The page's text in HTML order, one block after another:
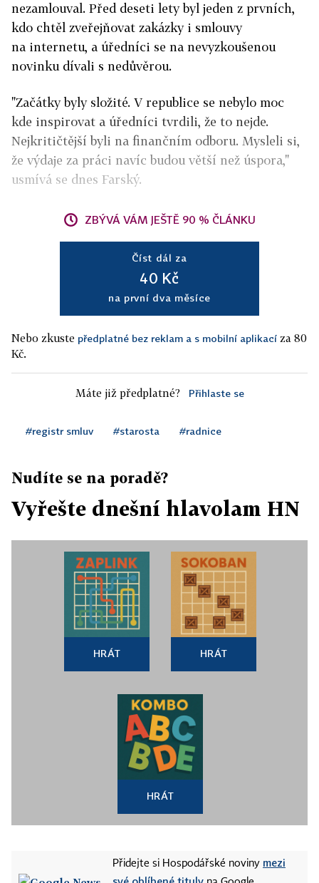
nezamlouval. Před deseti lety byl jeden z prvních,
kdo chtěl zveřejňovat zakázky i smlouvy
na internetu, a úředníci se na nevyzkoušenou
novinku dívali s nedůvěrou.
"Začátky byly složité. V republice se nebylo moc
kde inspirovat a úředníci tvrdili, že to nejde.
Nejkritičtější byli na finančním odboru. Mysleli si,
že výdaje za práci navíc budou větší než úspora,"
usmívá se dnes Farský.
ZBÝVÁ VÁM JEŠTĚ 90 % ČLÁNKU
Číst dál za
40 Kč
na první dva měsíce
Nebo zkuste předplatné bez reklam a s mobilní aplikací za 80
Kč.
Máte již předplatné? Přihlaste se
#registr smluv #starosta #radnice
Nudíte se na poradě?
Vyřešte dnešní hlavolam HN
HRÁT HRÁT
HRÁT
Přidejte si Hospodářské noviny mezi